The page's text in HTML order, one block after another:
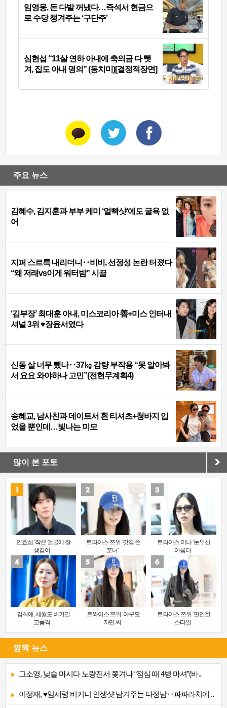
임영웅, 돈 다발 꺼냈다…즉석서 현금으
로 수당 챙겨주는 ‘구단주’
심현섭 “11살 연하 아내에 축의금 다 뺏
겨, 집도 아내 명의” (동치미)[결정적장면]
주요 뉴스
김혜수, 김지훈과 부부 케미 ‘얼빡샷’에도 굴욕 없
어
지퍼 스르륵 내리더니‥비비, 선정성 논란 터졌다
“왜 저래vs이게 워터밤” 시끌
‘김부장’ 최대훈 아내, 미스코리아 善+미스 인터내
셔널 3위 ♥장윤서였다
신동 살 너무 뺐나‥37㎏ 감량 부작용 “못 알아봐
서 요요 와야하나 고민”(전현무계획4)
송혜교, 남사친과 데이트서 흰 티셔츠+청바지 입
었을 뿐인데…빛나는 미모
많이 본 포토
안효섭 ‘작은 얼굴에 잘
생김이 ..
트와이스 쯔위 ‘갓경 쓴
훈녀’..
트와이스 미나 ‘눈부신
아름다..
김희애, 세월도 비켜간
고품격 ..
트와이스 쯔위 ‘야구모
자만 써..
트와이스 쯔위 ‘편안한
스타일..
깜짝 뉴스
고소영, 낮술 마시다 노량진서 쫓겨나 “점심 때 4병 마셔”(바..
이정재, ♥임세령 비키니 인생샷 남겨주는 다정남‥파파라치에 ..